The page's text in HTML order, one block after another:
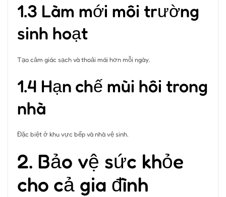
1.3 Làm mới môi trường
sinh hoạt
Tạo cảm giác sạch và thoải mái hơn mỗi ngày.
1.4 Hạn chế mùi hôi trong
nhà
Đặc biệt ở khu vực bếp và nhà vệ sinh.
2. Bảo vệ sức khỏe
cho cả gia đình